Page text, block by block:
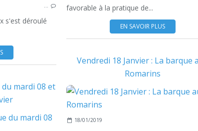
…
s'est déroulé
favorable à la pratique de...
EN SAVOIR PLUS
Vendredi 18 Janvier : La barque
Romarins
18/01/2019
mardi 08 et